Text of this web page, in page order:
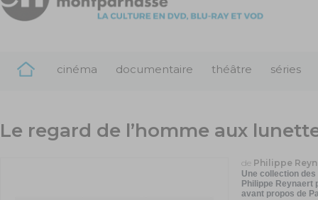
cinéma documentaire théâtre séries
Le regard de l’homme aux
de Philippe
Une collection
Philippe Reynaert
avant propos de